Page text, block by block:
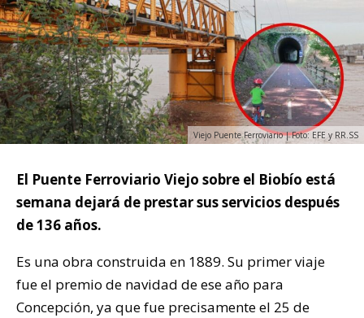
Viejo Puente Ferroviario | Foto: EFE y RR.SS
El Puente Ferroviario Viejo sobre el Biobío está
semana dejará de prestar sus servicios después
de 136 años.
Es una obra construida en 1889. Su primer viaje
fue el premio de navidad de ese año para
Concepción, ya que fue precisamente el 25 de